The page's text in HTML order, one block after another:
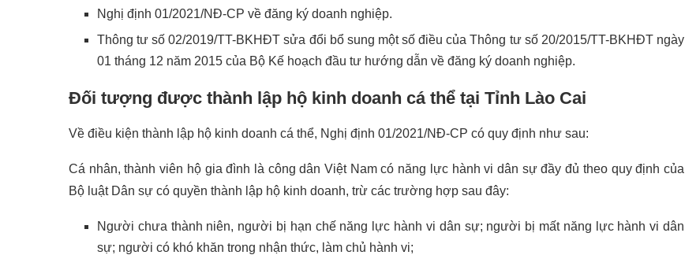
Nghị định 01/2021/NĐ-CP về đăng ký doanh nghiệp.
Thông tư số 02/2019/TT-BKHĐT sửa đổi bổ sung một số điều của Thông tư số 20/2015/TT-BKHĐT ngày
01 tháng 12 năm 2015 của Bộ Kế hoạch đầu tư hướng dẫn về đăng ký doanh nghiệp.
Đối tượng được thành lập hộ kinh doanh cá thể tại Tỉnh Lào Cai
Về điều kiện thành lập hộ kinh doanh cá thể, Nghị định 01/2021/NĐ-CP có quy định như sau:
Cá nhân, thành viên hộ gia đình là công dân Việt Nam có năng lực hành vi dân sự đầy đủ theo quy định của
Bộ luật Dân sự có quyền thành lập hộ kinh doanh, trừ các trường hợp sau đây:
Người chưa thành niên, người bị hạn chế năng lực hành vi dân sự; người bị mất năng lực hành vi dân
sự; người có khó khăn trong nhận thức, làm chủ hành vi;